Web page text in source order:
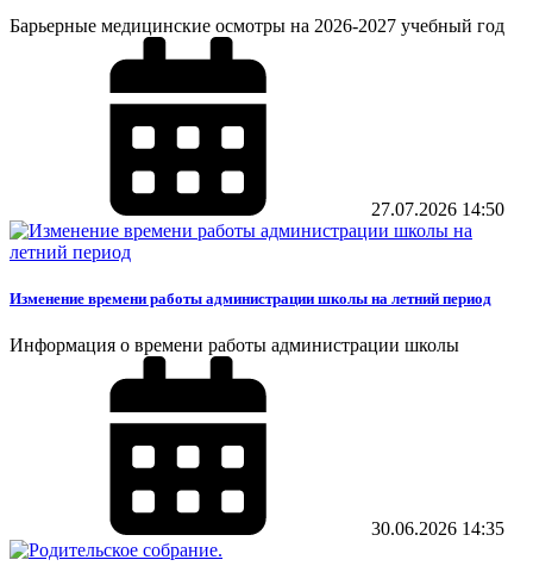
Барьерные медицинские осмотры на 2026-2027 учебный год
27.07.2026 14:50
Изменение времени работы администрации школы на летний период
Информация о времени работы администрации школы
30.06.2026 14:35